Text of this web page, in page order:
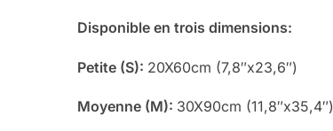
Disponible en trois dimensions:
Petite (S): 20X60cm (7,8″x23,6″)
Moyenne (M): 30X90cm (11,8″x35,4″)